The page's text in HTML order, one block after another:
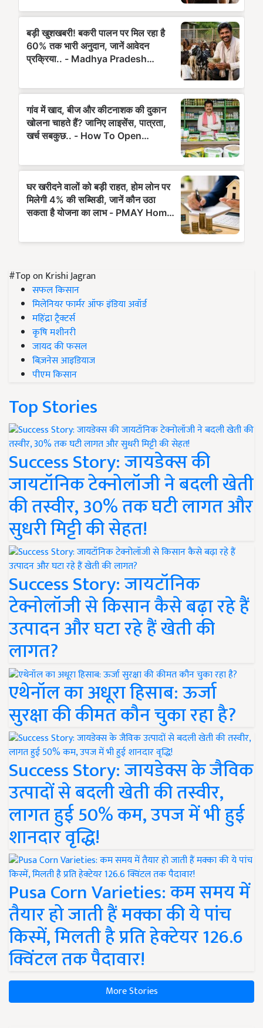
#Top on Krishi Jagran
सफल किसान
मिलेनियर फार्मर ऑफ इंडिया अवॉर्ड
महिंद्रा ट्रैक्टर्स
कृषि मशीनरी
जायद की फसल
बिज़नेस आइडियाज
पीएम किसान
Top Stories
Success Story: जायडेक्स की
जायटॉनिक टेक्नोलॉजी ने बदली खेती
की तस्वीर, 30% तक घटी लागत और
सुधरी मिट्टी की सेहत!
Success Story: जायटॉनिक
टेक्नोलॉजी से किसान कैसे बढ़ा रहे हैं
उत्पादन और घटा रहे हैं खेती की
लागत?
एथेनॉल का अधूरा हिसाब: ऊर्जा
सुरक्षा की कीमत कौन चुका रहा है?
Success Story: जायडेक्स के जैविक
उत्पादों से बदली खेती की तस्वीर,
लागत हुई 50% कम, उपज में भी हुई
शानदार वृद्धि!
Pusa Corn Varieties: कम समय में
तैयार हो जाती हैं मक्का की ये पांच
किस्में, मिलती है प्रति हेक्टेयर 126.6
क्विंटल तक पैदावार!
More Stories